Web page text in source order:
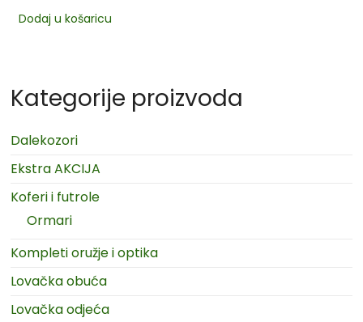
Dodaj u košaricu
Kategorije proizvoda
Dalekozori
Ekstra AKCIJA
Koferi i futrole
Ormari
Kompleti oružje i optika
Lovačka obuća
Lovačka odjeća